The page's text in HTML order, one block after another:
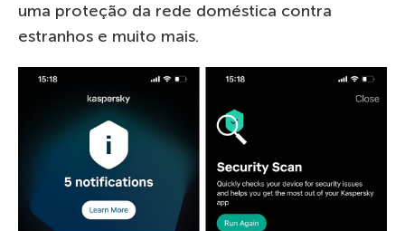
uma proteção da rede doméstica contra
estranhos e muito mais.